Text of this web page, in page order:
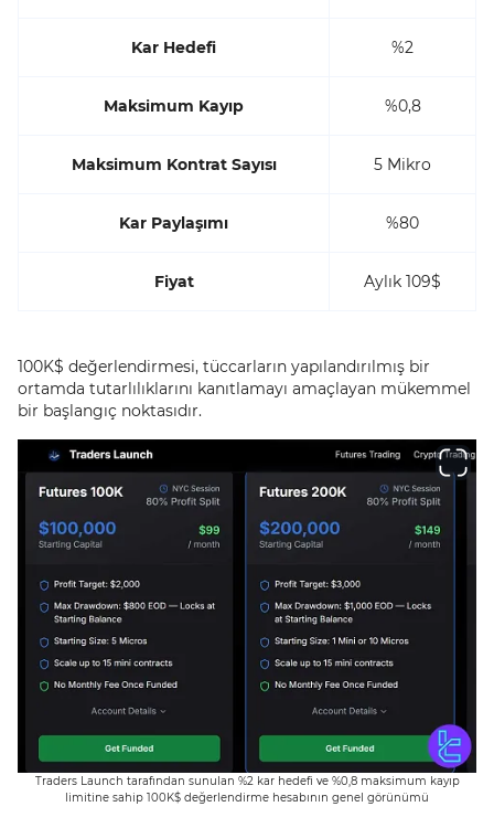
Kar Hedefi %2
Maksimum Kayıp %0,8
Maksimum Kontrat Sayısı 5 Mikro
Kar Paylaşımı %80
Fiyat Aylık 109$
100K$ değerlendirmesi, tüccarların yapılandırılmış bir
ortamda tutarlılıklarını kanıtlamayı amaçlayan mükemmel
bir başlangıç noktasıdır.
Traders Launch tarafından sunulan %2 kar hedefi ve %0,8 maksimum kayıp
limitine sahip 100K$ değerlendirme hesabının genel görünümü